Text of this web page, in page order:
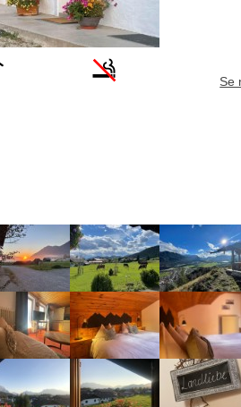
Se